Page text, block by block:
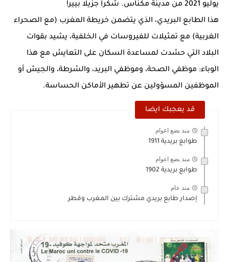
يوليو 2021 من مدينة مكناس. شكرا جزيلا بيير!
هذا الطابع البريدي، الذي يتضمن خريطة المغرب (مع الصحراء
الغربية) مع تمثيلات للفيروسات في الخلفية، يشيد بقوات
البلاد التي حشدت لمساعدة السكان على التعايش مع هذا
الوباء: موظفي الصحة، وموظفي البريد، والشرطة، والجيش أو
الموظفين المسؤولين عن تطهير الأماكن الحساسة.
قد يعجبك ايضا
منذ بضع اعوام
طوابع بريدية 1911
منذ بضع اعوام
طوابع بريدية 1902
منذ عام
إصدار طابع بريدي مشترك بين المغرب وقطر